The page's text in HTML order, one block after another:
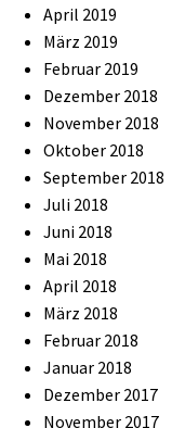
April 2019
März 2019
Februar 2019
Dezember 2018
November 2018
Oktober 2018
September 2018
Juli 2018
Juni 2018
Mai 2018
April 2018
März 2018
Februar 2018
Januar 2018
Dezember 2017
November 2017